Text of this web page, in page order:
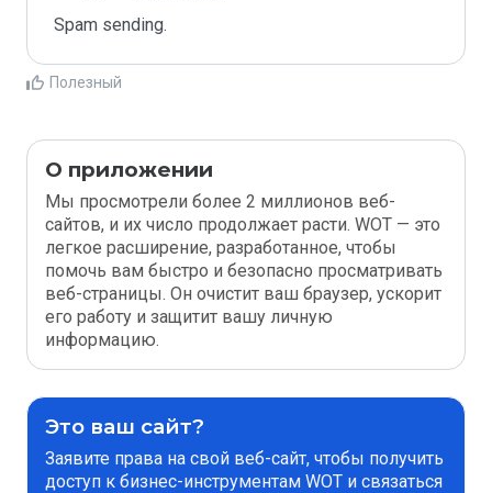
Spam sending.
Полезный
О приложении
Мы просмотрели более 2 миллионов веб-
сайтов, и их число продолжает расти. WOT — это
легкое расширение, разработанное, чтобы
помочь вам быстро и безопасно просматривать
веб-страницы. Он очистит ваш браузер, ускорит
его работу и защитит вашу личную
информацию.
Это ваш сайт?
Заявите права на свой веб-сайт, чтобы получить
доступ к бизнес-инструментам WOT и связаться